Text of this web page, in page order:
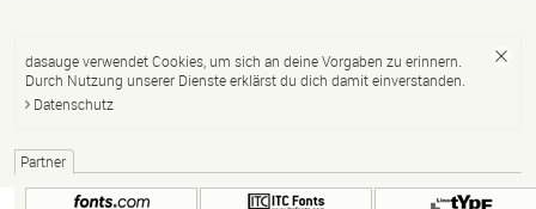
dasauge verwendet Cookies, um sich an deine Vorgaben zu erinnern.
Durch Nutzung unserer Dienste erklärst du dich damit einverstanden.
Datenschutz
Partner